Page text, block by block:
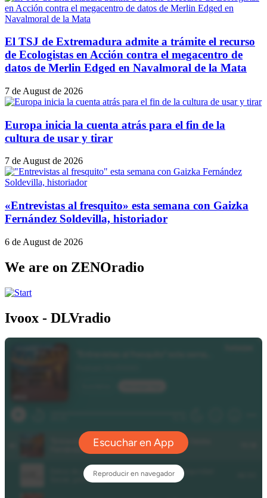
El TSJ de Extremadura admite a trámite el recurso
de Ecologistas en Acción contra el megacentro de
datos de Merlin Edged en Navalmoral de la Mata
7 de August de 2026
Europa inicia la cuenta atrás para el fin de la
cultura de usar y tirar
7 de August de 2026
«Entrevistas al fresquito» esta semana con Gaizka
Fernández Soldevilla, historiador
6 de August de 2026
We are on ZENOradio
Ivoox - DLVradio